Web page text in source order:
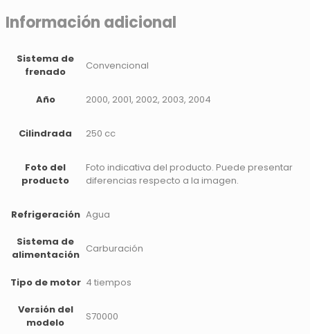
Información adicional
Sistema de
frenado
Convencional
Año 2000, 2001, 2002, 2003, 2004
Cilindrada 250 cc
Foto del
producto
Foto indicativa del producto. Puede presentar
diferencias respecto a la imagen.
Refrigeración Agua
Sistema de
alimentación Carburación
Tipo de motor 4 tiempos
Versión del
modelo
S70000